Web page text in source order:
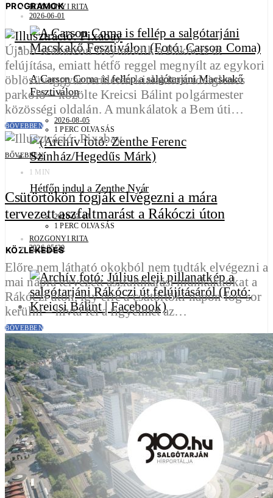
PROGRAMOK
A Carson Coma is fellép a salgótarjáni Macskakő
Fesztiválon
2026-08-05
1 PERC OLVASÁS
Hétfőn indul a Zenthe Nyár
2026-07-17
1 PERC OLVASÁS
KÖZLEKEDÉS
Kiterjesztik a Papberek utcáig a teljes lezárást a
Rákóczi úton
2026-07-31
2 PERC OLVASÁS
Számos kisebb út és útszakasz is megújul hamarosan
Salgótarjánban
ROZGONYI RITA
2026-06-01
Újabb szakaszon folytatódik a Rákóczi út
felújítása, emiatt hétfő reggel megnyílt az egykori
öblösüveggyár területén kialakított ideiglenes
parkoló – közölte Kreicsi Bálint polgármester
közösségi oldalán. A munkálatok a Bem úti…
BŐVEBBEN
BŐVEBBEN
1 MIN
Csütörtökön fogják elvégezni a mára
tervezett aszfaltmarást a Rákóczi úton
ROZGONYI RITA
2026-05-20
Előre nem látható okokból nem tudták elvégezni a
mai napra tervezett aszfaltmarási munkálatokat a
Rákóczi úton, így erre a csütörtöki napon fog sor
kerülni – hívta fel a figyelmet az…
BŐVEBBEN